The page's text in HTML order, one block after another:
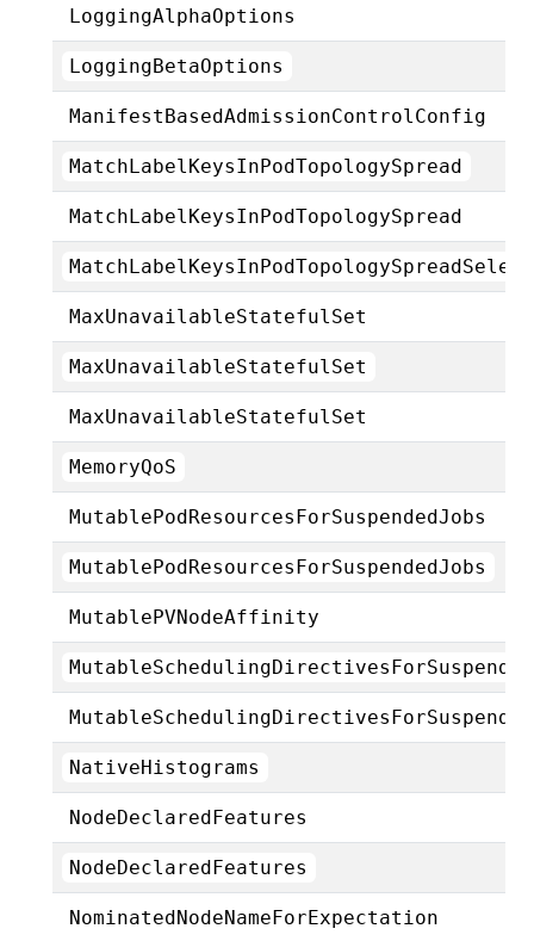
LoggingAlphaOptions
LoggingBetaOptions
ManifestBasedAdmissionControlConfig
MatchLabelKeysInPodTopologySpread
MatchLabelKeysInPodTopologySpread
MaxUnavailableStatefulSet
MaxUnavailableStatefulSet
MaxUnavailableStatefulSet
MemoryQoS
MutablePodResourcesForSuspendedJobs
MutablePodResourcesForSuspendedJobs
MutablePVNodeAffinity
NativeHistograms
NodeDeclaredFeatures
NodeDeclaredFeatures
NominatedNodeNameForExpectation